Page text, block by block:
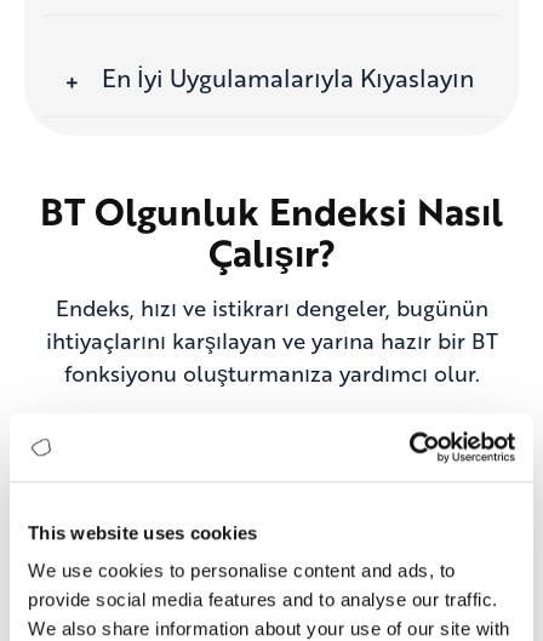
This website uses cookies
We use cookies to personalise content and ads, to
provide social media features and to analyse our traffic.
We also share information about your use of our site with
En İyi Uygulamalarıyla Kıyaslayın
BT Olgunluk Endeksi Nasıl
Çalışır?
Endeks, hızı ve istikrarı dengeler, bugünün
ihtiyaçlarını karşılayan ve yarına hazır bir BT
fonksiyonu oluşturmanıza yardımcı olur.
BT Yönetişimi
harcamalarını sağlayın
güçlendirin
Kurum genelinde tutarlı, şeffaf BT yönetişimini teşvik
edin